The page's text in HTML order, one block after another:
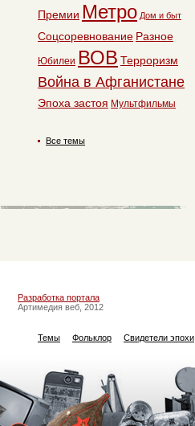
Премии Метро Дом и быт
Соцсоревнование Разное
Юбилеи ВОВ Терроризм
Война в Афганистане
Эпоха застоя Мультфильмы
Все темы
Разработка портала
Артимедия веб, 2012
Темы Фольклор Свидетели эпохи